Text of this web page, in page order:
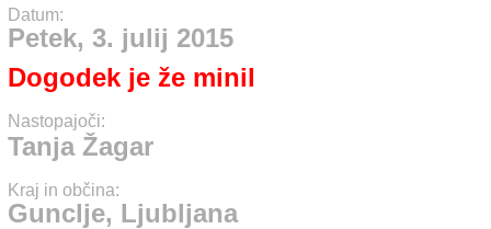
Datum:
Petek, 3. julij 2015
Dogodek je že minil
Nastopajoči:
Tanja Žagar
Kraj in občina:
Gunclje, Ljubljana